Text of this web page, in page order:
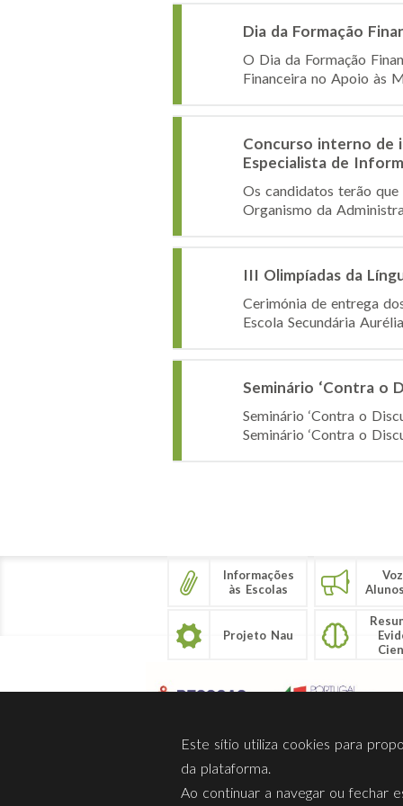
Dia da Formação
O Dia da Formação
Financeira no Apoio às
Concurso interno de
Especialista de
Os candidatos terão
Organismo da
III Olimpíadas da
Cerimónia de entrega
Escola Secundária
Seminário ‘Contra o
Seminário ‘Contra o
Seminário ‘Contra o
Informações
às Escolas
Projeto Nau
Sobre Nós Privacidade
Este sítio utiliza cookies para
da plataforma.
Ao continuar a navegar ou fechar